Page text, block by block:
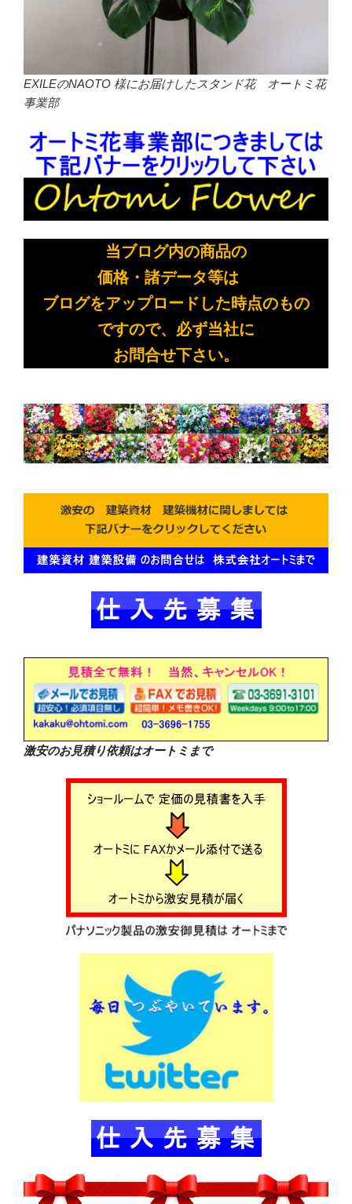
EXILEのNAOTO 様にお届けしたスタンド花 オートミ花
事業部
当ブログ内の商品の
価格・諸データ等は
ブログをアップロードした時点のもの
ですので、必ず当社に
お問合せ下さい。
激安のお見積り依頼はオートミまで